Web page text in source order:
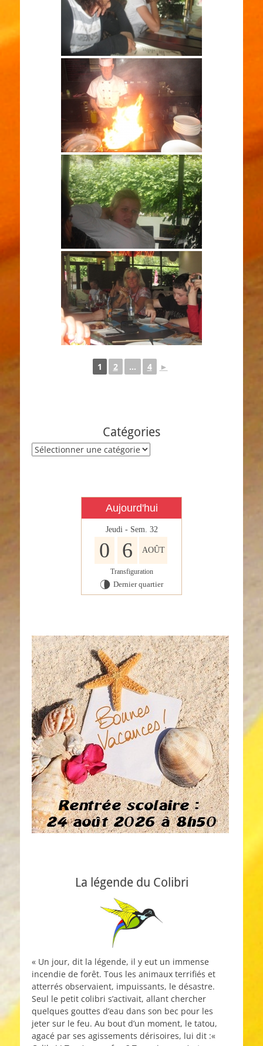
1 2 ... 4 ►
Catégories
Catégories
Aujourd'hui
Jeudi - Sem. 32
0 6 AOÛT
Transfiguration
U Dernier quartier
La légende du Colibri
« Un jour, dit la légende, il y eut un immense
incendie de forêt. Tous les animaux terrifiés et
atterrés observaient, impuissants, le désastre.
Seul le petit colibri s’activait, allant chercher
quelques gouttes d’eau dans son bec pour les
jeter sur le feu. Au bout d’un moment, le tatou,
agacé par ses agissements dérisoires, lui dit :«